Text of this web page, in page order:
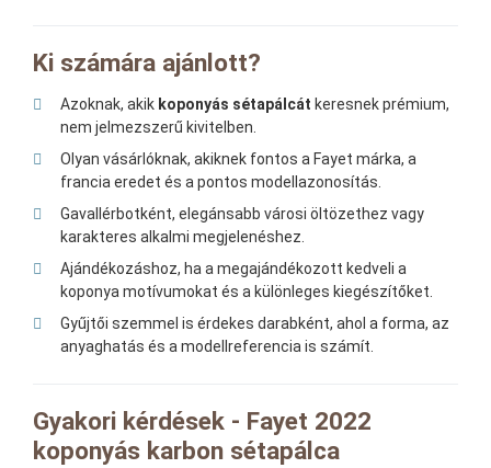
Ki számára ajánlott?
Azoknak, akik koponyás sétapálcát keresnek prémium,
nem jelmezszerű kivitelben.
Olyan vásárlóknak, akiknek fontos a Fayet márka, a
francia eredet és a pontos modellazonosítás.
Gavallérbotként, elegánsabb városi öltözethez vagy
karakteres alkalmi megjelenéshez.
Ajándékozáshoz, ha a megajándékozott kedveli a
koponya motívumokat és a különleges kiegészítőket.
Gyűjtői szemmel is érdekes darabként, ahol a forma, az
anyaghatás és a modellreferencia is számít.
Gyakori kérdések - Fayet 2022
koponyás karbon sétapálca